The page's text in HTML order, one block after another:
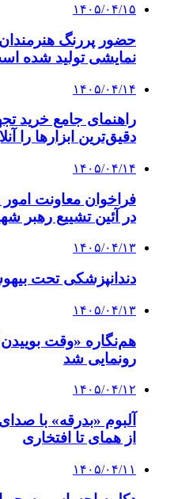
۱۴۰۵/۰۴/۱۵
نمایشی تولید شده
۱۴۰۵/۰۴/۱۴
راهنمای جامع خرید
دقیق‌ترین ابزارها را
۱۴۰۵/۰۴/۱۴
فراخوان معاونت
در آئین تشییع رهبر
۱۴۰۵/۰۴/۱۳
دندانپزشکی تحت
۱۴۰۵/۰۴/۱۳
هم‌نگاره «وقت
رونمایی شد
۱۴۰۵/۰۴/۱۲
از همای تا افتخاری
۱۴۰۵/۰۴/۱۱